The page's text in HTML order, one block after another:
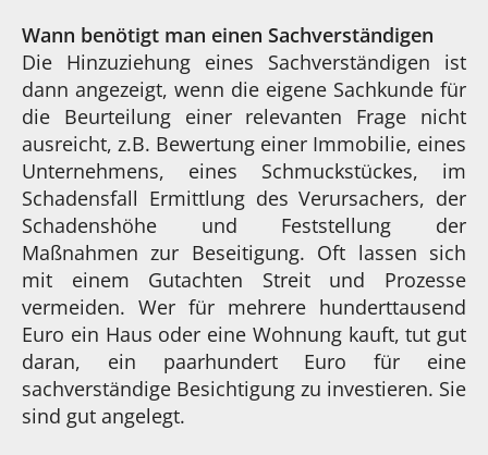
Wann benötigt man einen Sachverständigen
Die Hinzuziehung eines Sachverständigen ist
dann angezeigt, wenn die eigene Sachkunde für
die Beurteilung einer relevanten Frage nicht
ausreicht, z.B. Bewertung einer Immobilie, eines
Unternehmens, eines Schmuckstückes, im
Schadensfall Ermittlung des Verursachers, der
Schadenshöhe und Feststellung der
Maßnahmen zur Beseitigung. Oft lassen sich
mit einem Gutachten Streit und Prozesse
vermeiden. Wer für mehrere hunderttausend
Euro ein Haus oder eine Wohnung kauft, tut gut
daran, ein paarhundert Euro für eine
sachverständige Besichtigung zu investieren. Sie
sind gut angelegt.